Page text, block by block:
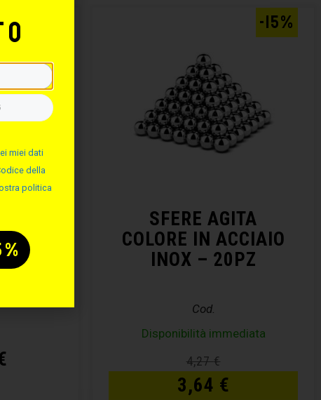
-15%
SFERE AGITA
COLORE IN ACCIAIO
INOX – 20PZ
Cod.
Disponibilità immediata
4,27€
3,64 €
-15%
miei dati
della
politica